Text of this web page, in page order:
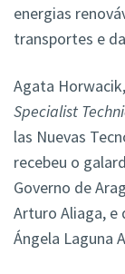
energias
transportes e
Agata
Specialist
las Nuevas
recebeu o
Governo de
Arturo Aliaga, e
Ángela Laguna